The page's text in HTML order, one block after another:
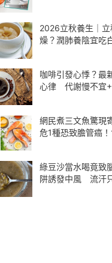
2026立秋養生｜
燥？潤肺養陰宜吃
咖啡引發心悸？最
心律 代謝慢不宜
網民煮三文魚驚現
危1種恐致膽管癌
綠豆沙當水喝竟致
阱誘發中風 流汗